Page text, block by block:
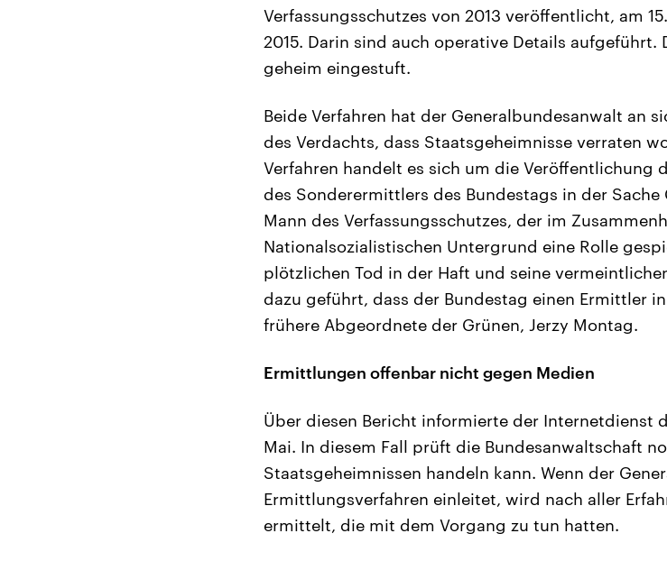
Verfassungsschutzes von 2013 veröffentlicht, am
2015. Darin sind auch operative Details aufgeführt.
geheim eingestuft.
Beide Verfahren hat der Generalbundesanwalt an
des Verdachts, dass Staatsgeheimnisse verraten
Verfahren handelt es sich um die Veröffentlichung
des Sonderermittlers des Bundestags in der Sache
Mann des Verfassungsschutzes, der im
Nationalsozialistischen Untergrund eine Rolle
plötzlichen Tod in der Haft und seine
dazu geführt, dass der Bundestag einen Ermittler
frühere Abgeordnete der Grünen, Jerzy Montag.
Ermittlungen offenbar nicht gegen Medien
Über diesen Bericht informierte der Internetdienst
Mai. In diesem Fall prüft die Bundesanwaltschaft
Staatsgeheimnissen handeln kann. Wenn der
Ermittlungsverfahren einleitet, wird nach aller
ermittelt, die mit dem Vorgang zu tun hatten.